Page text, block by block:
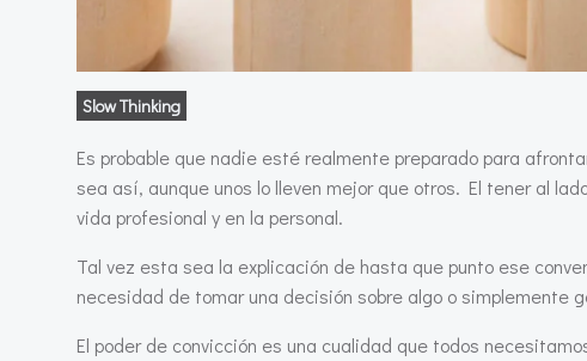
Slow Thinking
Es probable que nadie esté realmente preparado para
sea así, aunque unos lo lleven mejor que otros. El tener al
vida profesional y en la personal.
Tal vez esta sea la explicación de hasta que punto ese
necesidad de tomar una decisión sobre algo o simplemente
El poder de convicción es una cualidad que todos